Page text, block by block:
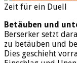
Zeit für ein Duell
Betäuben und
Berserker setzt
zu betäuben und
Dies geschieht